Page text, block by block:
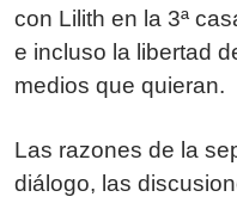
con Lilith en la 3ª
e incluso la libertad
medios que quieran.
Las razones de la
diálogo, las